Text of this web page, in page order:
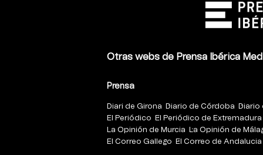
Otras webs de Prensa Ibérica
Prensa
Diari de Girona Diario de Córdoba
Diario
El Periódico
El Periódico de Extremadura
La Opinión de Murcia
La Opinión de
El Correo Gallego
El Correo de Andalucia